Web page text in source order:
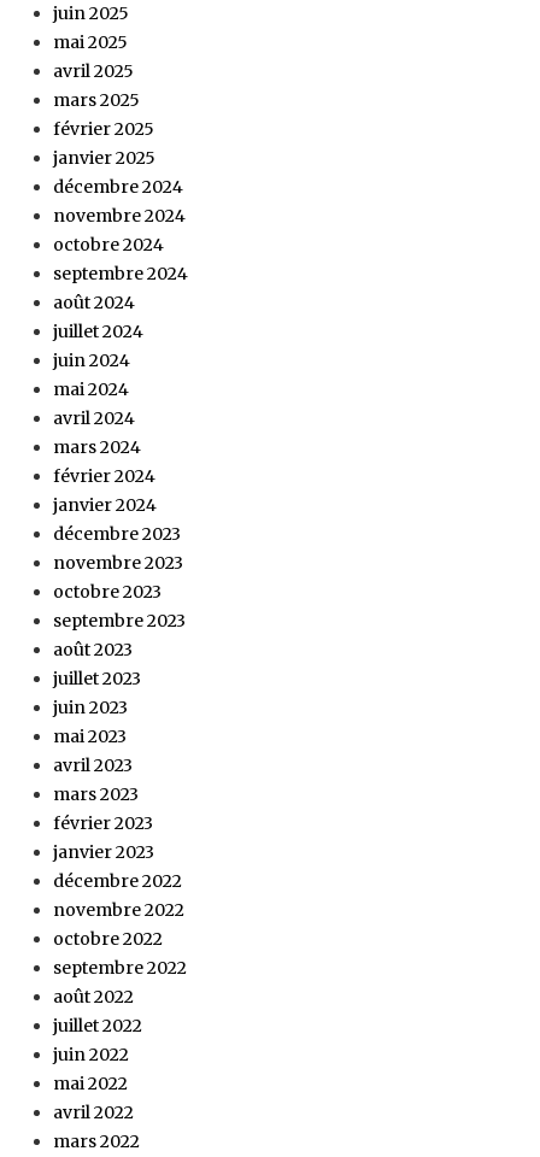
juin 2025
mai 2025
avril 2025
mars 2025
février 2025
janvier 2025
décembre 2024
novembre 2024
octobre 2024
septembre 2024
août 2024
juillet 2024
juin 2024
mai 2024
avril 2024
mars 2024
février 2024
janvier 2024
décembre 2023
novembre 2023
octobre 2023
septembre 2023
août 2023
juillet 2023
juin 2023
mai 2023
avril 2023
mars 2023
février 2023
janvier 2023
décembre 2022
novembre 2022
octobre 2022
septembre 2022
août 2022
juillet 2022
juin 2022
mai 2022
avril 2022
mars 2022